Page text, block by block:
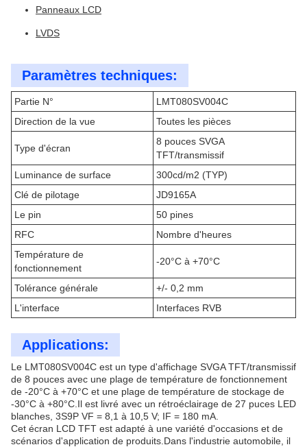
Panneaux LCD
LVDS
Paramètres techniques:
Partie N°
LMT080SV004C
Direction de la vue
Toutes les pièces
Type d'écran
8 pouces SVGA
TFT/transmissif
Luminance de surface
300cd/m2 (TYP)
Clé de pilotage
JD9165A
Le pin
50 pines
RFC
Nombre d'heures
Température de
fonctionnement
-20°C à +70°C
Tolérance générale
+/- 0,2 mm
L'interface
Interfaces RVB
Applications:
Le LMT080SV004C est un type d'affichage SVGA TFT/transmissif
de 8 pouces avec une plage de température de fonctionnement
de -20°C à +70°C et une plage de température de stockage de
-30°C à +80°C.Il est livré avec un rétroéclairage de 27 puces LED
blanches, 3S9P VF = 8,1 à 10,5 V; IF = 180 mA.
Cet écran LCD TFT est adapté à une variété d'occasions et de
scénarios d'application de produits.Dans l'industrie automobile, il